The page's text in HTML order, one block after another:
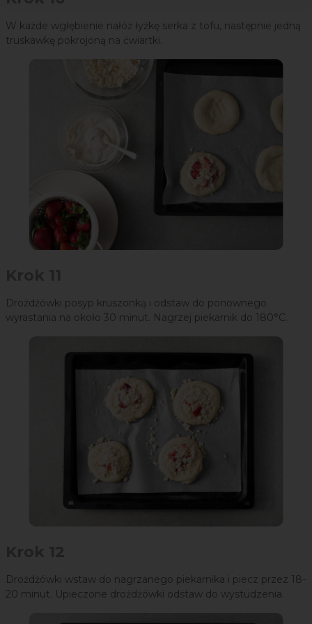
W każde wgłębienie nałóż łyżkę serka z tofu, następnie jedną
truskawkę pokrojoną na ćwiartki.
Drożdżówki posyp kruszonką i odstaw do ponownego
wyrastania na około 30 minut. Nagrzej piekarnik do 180°C.
Drożdżówki wstaw do nagrzanego piekarnika i piecz przez 18-
20 minut. Upieczone drożdżówki odstaw do wystudzenia.